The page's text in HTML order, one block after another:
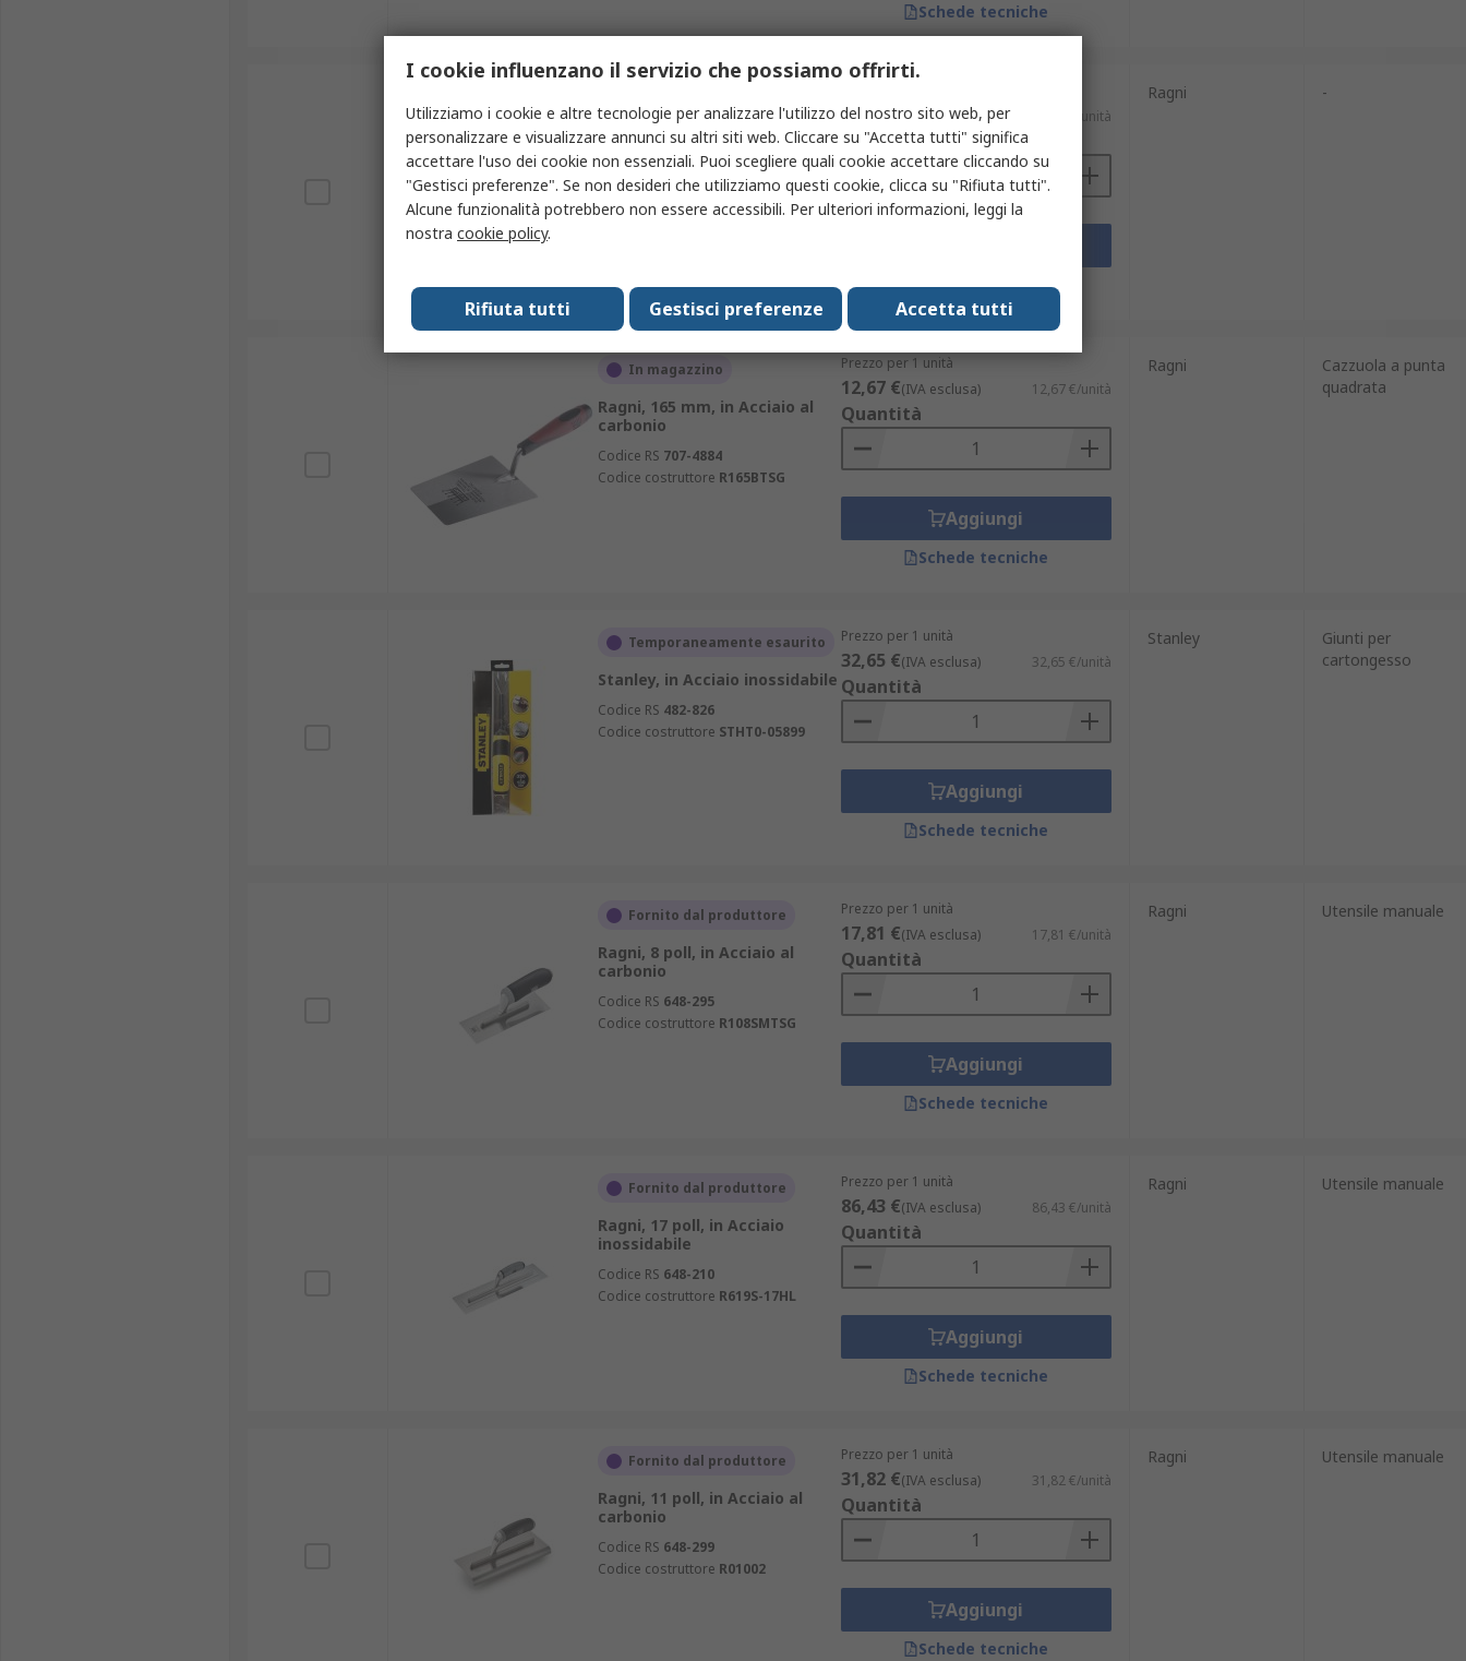
Schede tecniche
Ragni, 280 mm, in Acciaio
inossidabile
Codice RS176-5455
Codice costruttoreR418S-11
39,35 €(IVA esclusa) 39,35 €/unità
Quantità
Schede tecniche
Ragni -
In magazzino
Ragni, 165 mm, in Acciaio al
carbonio
Codice RS 707-4884
Codice costruttore R165BTSG
Prezzo per 1 unità
12,67 €(IVA esclusa) 12,67 €/unità
Quantità
Aggiungi
Schede tecniche
Ragni
Cazzuola a punta
quadrata
Temporaneamente esaurito
Stanley, in Acciaio inossidabile
Codice RS 482-826
Codice costruttore STHT0-05899
Prezzo per 1 unità
32,65 €(IVA esclusa) 32,65 €/unità
Quantità
Aggiungi
Schede tecniche
Stanley
Giunti per
cartongesso
Fornito dal produttore
Ragni, 8 poll, in Acciaio al
carbonio
Codice RS 648-295
Codice costruttore R108SMTSG
Prezzo per 1 unità
17,81 €(IVA esclusa) 17,81 €/unità
Quantità
Aggiungi
Schede tecniche
Ragni Utensile manuale
Fornito dal produttore
Ragni, 17 poll, in Acciaio
inossidabile
Codice RS 648-210
Codice costruttore R619S-17HL
Prezzo per 1 unità
86,43 €(IVA esclusa) 86,43 €/unità
Quantità
Aggiungi
Schede tecniche
Ragni Utensile manuale
Fornito dal produttore
Ragni, 11 poll, in Acciaio al
carbonio
Codice RS 648-299
Codice costruttore R01002
Prezzo per 1 unità
31,82 €(IVA esclusa) 31,82 €/unità
Quantità
Aggiungi
Schede tecniche
Ragni Utensile manuale
I cookie influenzano il servizio che possiamo offrirti.
Utilizziamo i cookie e altre tecnologie per analizzare l'utilizzo del nostro sito web, per
personalizzare e visualizzare annunci su altri siti web. Cliccare su "Accetta tutti" significa
accettare l'uso dei cookie non essenziali. Puoi scegliere quali cookie accettare cliccando su
"Gestisci preferenze". Se non desideri che utilizziamo questi cookie, clicca su "Rifiuta tutti".
Alcune funzionalità potrebbero non essere accessibili. Per ulteriori informazioni, leggi la
nostra cookie policy.
Accetta tutti
Gestisci preferenze
Rifiuta tutti